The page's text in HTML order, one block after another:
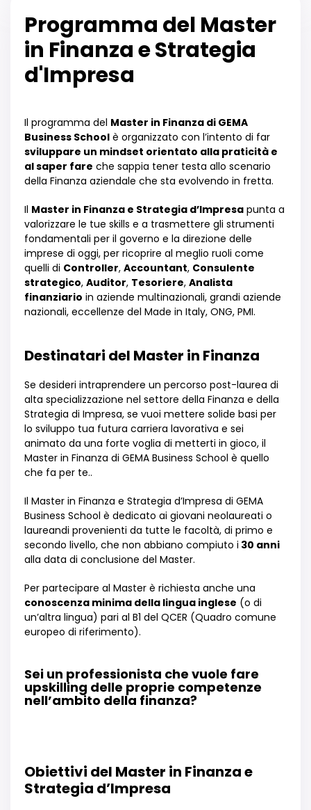
Programma del Master
in Finanza e Strategia
d'Impresa
Il programma del Master in Finanza di GEMA
Business School è organizzato con l’intento di far
sviluppare un mindset orientato alla praticità e
al saper fare che sappia tener testa allo scenario
della Finanza aziendale che sta evolvendo in fretta.
Il Master in Finanza e Strategia d’Impresa punta a
valorizzare le tue skills e a trasmettere gli strumenti
fondamentali per il governo e la direzione delle
imprese di oggi, per ricoprire al meglio ruoli come
quelli di Controller, Accountant, Consulente
strategico, Auditor, Tesoriere, Analista
finanziario in aziende multinazionali, grandi aziende
nazionali, eccellenze del Made in Italy, ONG, PMI.
Destinatari del Master in Finanza
Se desideri intraprendere un percorso post-laurea di
alta specializzazione nel settore della Finanza e della
Strategia di Impresa, se vuoi mettere solide basi per
lo sviluppo tua futura carriera lavorativa e sei
animato da una forte voglia di metterti in gioco, il
Master in Finanza di GEMA Business School è quello
che fa per te..
Il Master in Finanza e Strategia d’Impresa di GEMA
Business School è dedicato ai giovani neolaureati o
laureandi provenienti da tutte le facoltà, di primo e
secondo livello, che non abbiano compiuto i 30 anni
alla data di conclusione del Master.
Per partecipare al Master è richiesta anche una
conoscenza minima della lingua inglese (o di
un’altra lingua) pari al B1 del QCER (Quadro comune
europeo di riferimento).
Sei un professionista che vuole fare
upskilling delle proprie competenze
nell’ambito della finanza?
Obiettivi del Master in Finanza e
Strategia d’Impresa